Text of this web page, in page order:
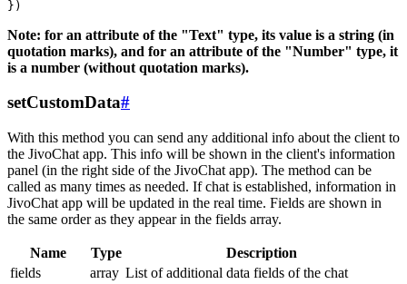
Note: for an attribute of the "Text" type, its value is a string (in
quotation marks), and for an attribute of the "Number" type, it
is a number (without quotation marks).
setCustomData#
With this method you can send any additional info about the client to
the JivoChat app. This info will be shown in the client's information
panel (in the right side of the JivoChat app). The method can be
called as many times as needed. If chat is established, information in
JivoChat app will be updated in the real time. Fields are shown in
the same order as they appear in the fields array.
Name Type
Description
fields
array List of additional data fields of the chat